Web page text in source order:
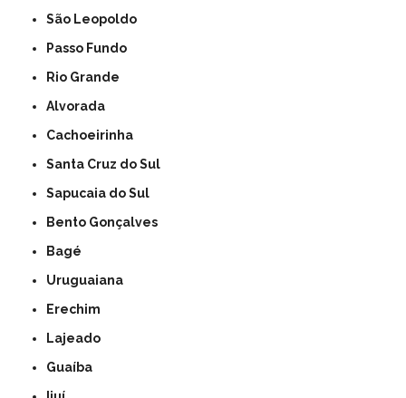
São Leopoldo
Passo Fundo
Rio Grande
Alvorada
Cachoeirinha
Santa Cruz do Sul
Sapucaia do Sul
Bento Gonçalves
Bagé
Uruguaiana
Erechim
Lajeado
Guaíba